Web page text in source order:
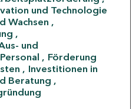
und Technologie
Wachsen
und
Förderung
Investitionen in
Beratung